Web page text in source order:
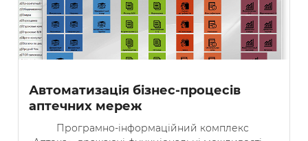
Автоматизація бізнес-процесів
аптечних мереж
Програмно-інформаційний комплекс